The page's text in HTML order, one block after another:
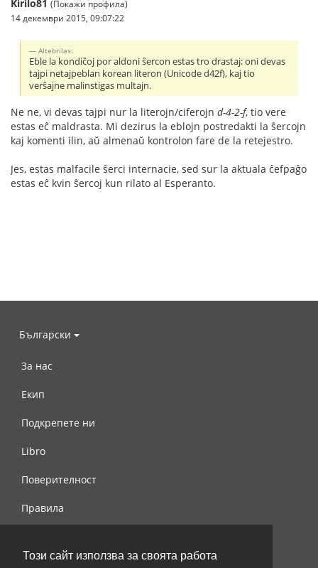
Този сайт използва за своята работа
Kirilo81 (Покажи профила)
14 декември 2015, 09:07:22
Altebrilas:
Eble la kondiĉoj por aldoni ŝercon estas tro drastaj: oni devas
tajpi netajpeblan korean literon (Unicode d42f), kaj tio
verŝajne malinstigas multajn.
Ne ne, vi devas tajpi nur la literojn/ciferojn d-4-2-f, tio vere
estas eĉ maldrasta. Mi dezirus la eblojn postredakti la ŝercojn
kaj komenti ilin, aŭ almenaŭ kontrolon fare de la retejestro.
Jes, estas malfacile ŝerci internacie, sed sur la aktuala ĉefpaĝo
estas eĉ kvin ŝercoj kun rilato al Esperanto.
Български
За нас
Екип
Подкрепете ни
Libro
Поверителност
Правила